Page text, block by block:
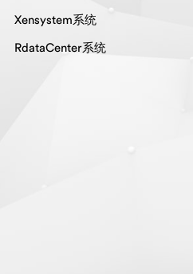
Xensystem系统
RdataCenter系统